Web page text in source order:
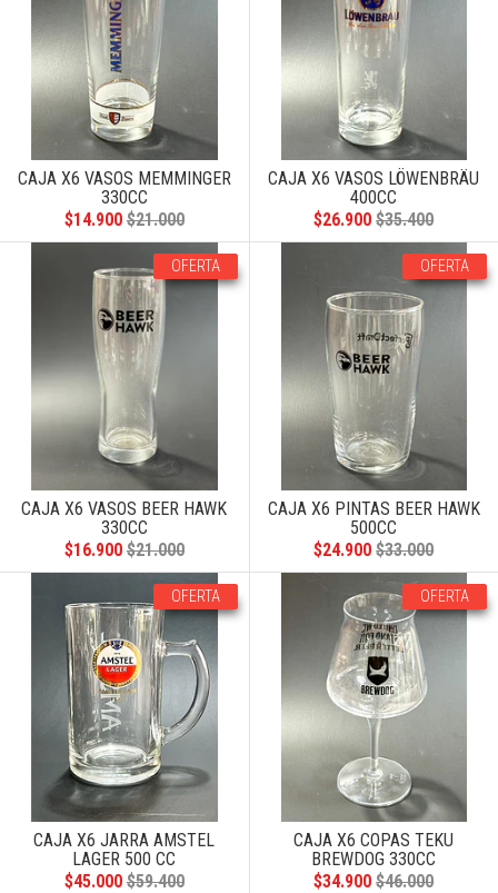
CAJA X6 VASOS MEMMINGER
330CC
$14.900 $21.000
CAJA X6 VASOS LÖWENBRÄU
400CC
$26.900 $35.400
OFERTA
CAJA X6 VASOS BEER HAWK
330CC
$16.900 $21.000
OFERTA
CAJA X6 PINTAS BEER HAWK
500CC
$24.900 $33.000
OFERTA
CAJA X6 JARRA AMSTEL
LAGER 500 CC
$45.000 $59.400
OFERTA
CAJA X6 COPAS TEKU
BREWDOG 330CC
$34.900 $46.000